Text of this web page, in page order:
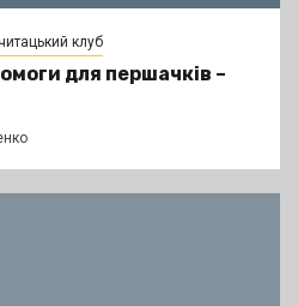
клуб
для першачків –